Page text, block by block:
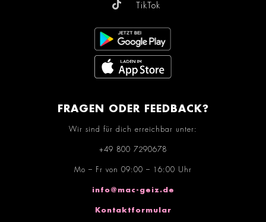
TikTok
FRAGEN ODER FEEDBACK?
Wir sind für dich erreichbar unter:
+49 800 7290678
Mo – Fr von 09:00 – 16:00 Uhr
info@mac-geiz.de
Kontaktformular